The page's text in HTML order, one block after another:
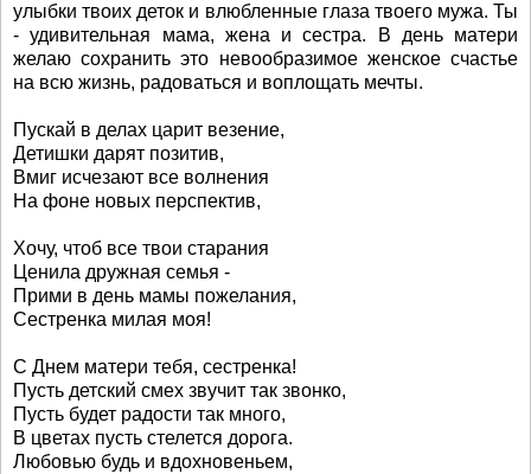
улыбки твоих деток и влюбленные глаза твоего мужа. Ты
- удивительная мама, жена и сестра. В день матери
желаю сохранить это невообразимое женское счастье
на всю жизнь, радоваться и воплощать мечты.
Пускай в делах царит везение,
Детишки дарят позитив,
Вмиг исчезают все волнения
На фоне новых перспектив,
Хочу, чтоб все твои старания
Ценила дружная семья -
Прими в день мамы пожелания,
Сестренка милая моя!
С Днем матери тебя, сестренка!
Пусть детский смех звучит так звонко,
Пусть будет радости так много,
В цветах пусть стелется дорога.
Любовью будь и вдохновеньем,